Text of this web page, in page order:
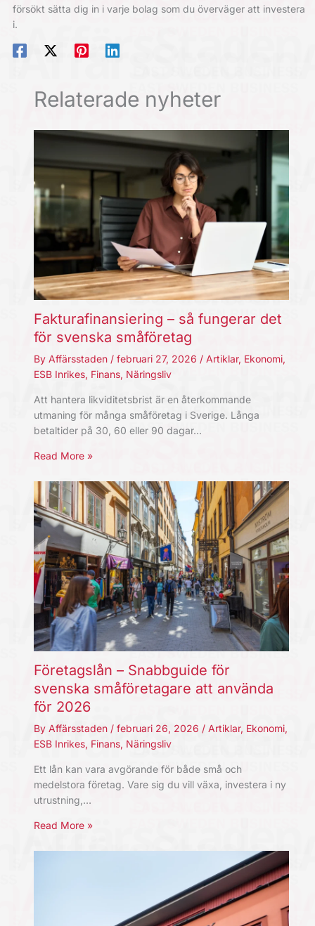
försökt sätta dig in i varje bolag som du överväger att investera
i.
Relaterade nyheter
Fakturafinansiering – så fungerar det
för svenska småföretag
By Affärsstaden / februari 27, 2026 / Artiklar, Ekonomi,
ESB Inrikes, Finans, Näringsliv
Att hantera likviditetsbrist är en återkommande
utmaning för många småföretag i Sverige. Långa
betaltider på 30, 60 eller 90 dagar…
Read More »
Företagslån – Snabbguide för
svenska småföretagare att använda
för 2026
By Affärsstaden / februari 26, 2026 / Artiklar, Ekonomi,
ESB Inrikes, Finans, Näringsliv
Ett lån kan vara avgörande för både små och
medelstora företag. Vare sig du vill växa, investera i ny
utrustning,…
Read More »